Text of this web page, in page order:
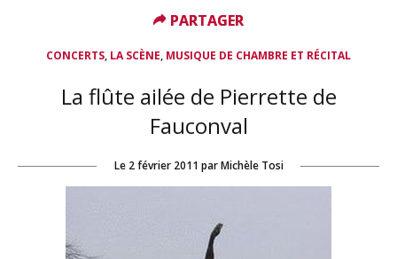
CONCERTS, LA SCÈNE, MUSIQUE DE CHAMBRE ET RÉCITAL
La flûte ailée de Pierrette de
Fauconval
Le 2 février 2011 par Michèle Tosi
PARTAGER
PARTAGER